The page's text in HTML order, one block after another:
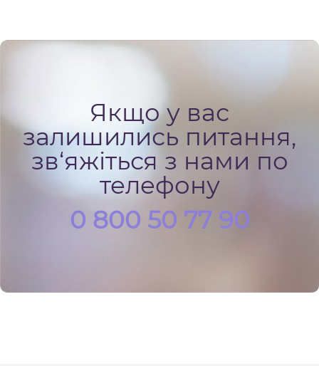
Якщо у вас
залишились питання,
зв‘яжіться з нами по
телефону
0 800 50 77 90